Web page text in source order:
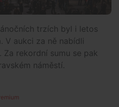
trzích byl i letos
aukci za ně nabídli
rekordní sumu se pak
náměstí.